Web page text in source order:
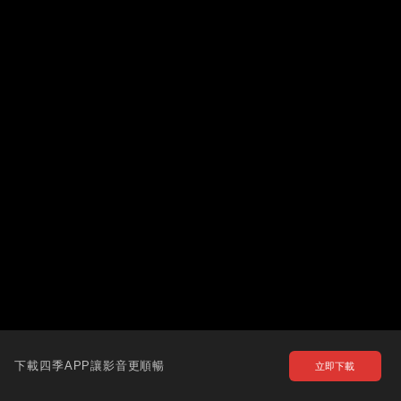
下載四季APP讓影音更順暢 立即下載